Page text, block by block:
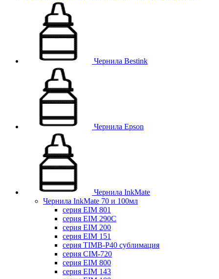
Чернила Bestink
Чернила Epson
Чернила InkMate
Чернила InkMate 70 и 100мл
серия EIM 801
серия EIM 290C
серия EIM 200
серия EIM 151
серия TIMB-P40 сублимация
серия CIM-720
серия EIM 800
серия EIM 143